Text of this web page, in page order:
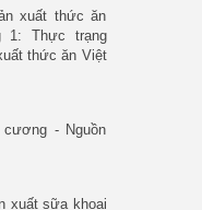
xuất thức ăn
1: Thực trạng
thức ăn Việt
- Nguồn
xuất sữa khoai